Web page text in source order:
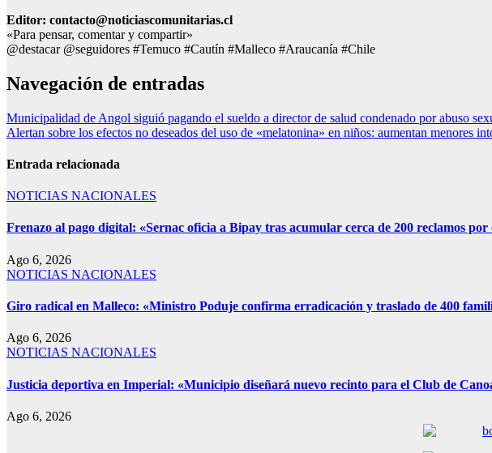
Editor: contacto@noticiascomunitarias.cl
«Para pensar, comentar y compartir»
@destacar @seguidores #Temuco #Cautín #Malleco #Araucanía #Chile
Navegación de entradas
Municipalidad de Angol siguió pagando el sueldo a director de salud condenado por abuso
Alertan sobre los efectos no deseados del uso de «melatonina» en niños: aumentan menores
Entrada relacionada
NOTICIAS NACIONALES
Frenazo al pago digital: «Sernac oficia a Bipay tras acumular cerca de 200 reclamos
Ago 6, 2026
NOTICIAS NACIONALES
Giro radical en Malleco: «Ministro Poduje confirma erradicación y traslado de 400
Ago 6, 2026
NOTICIAS NACIONALES
Justicia deportiva en Imperial: «Municipio diseñará nuevo recinto para el Club de
Ago 6, 2026